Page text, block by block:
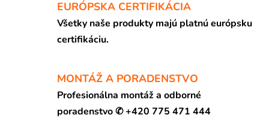
EURÓPSKA CERTIFIKÁCIA
Všetky naše produkty majú platnú európsku
certifikáciu.
MONTÁŽ A PORADENSTVO
Profesionálna montáž a odborné
poradenstvo ✆ +420 775 471 444